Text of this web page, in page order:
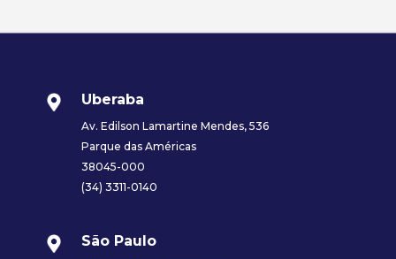
Uberaba
Av. Edilson Lamartine Mendes, 536
Parque das Américas
38045-000
(34) 3311-0140
São Paulo